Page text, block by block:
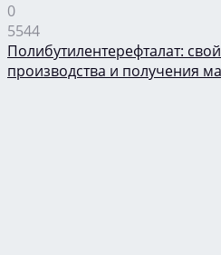
0
5544
Полибутилентерефталат:
производства и получения